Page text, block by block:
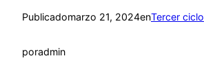
Publicadomarzo 21, 2024enTercer ciclo
poradmin